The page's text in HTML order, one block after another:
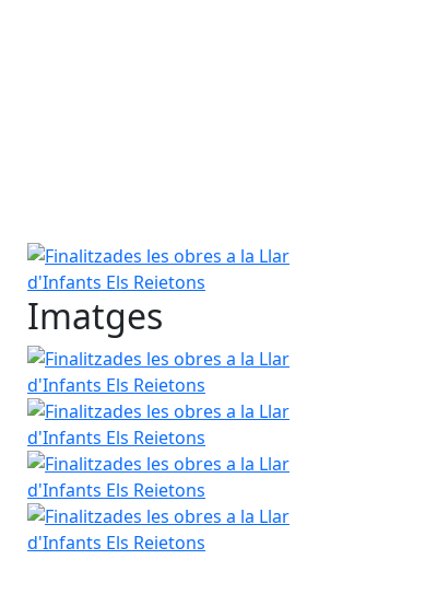
Finalitzades les obres a la Llar d'Infants Els
Imatges
Finalitzades les obres a la Llar d'Infants Els
Finalitzades les obres a la Llar d'Infants Els
Finalitzades les obres a la Llar d'Infants Els
Finalitzades les obres a la Llar d'Infants Els